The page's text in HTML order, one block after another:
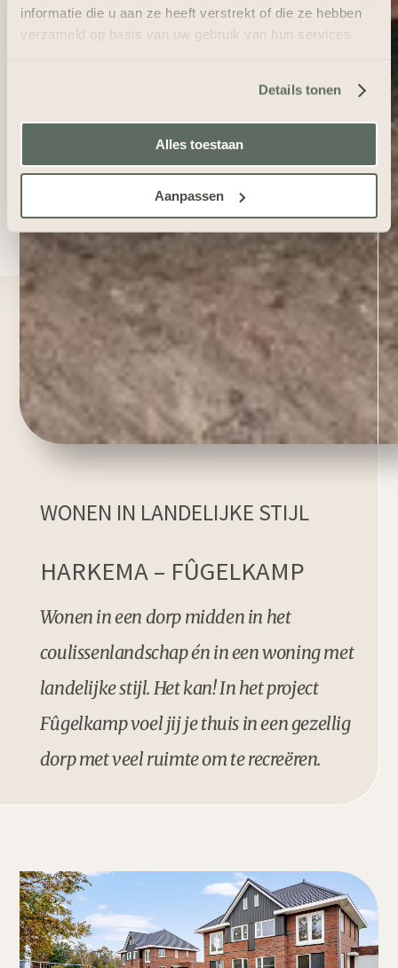
informatie die u aan ze heeft verstrekt of die ze hebben
verzameld op basis van uw gebruik van hun services.
Details tonen
Alles toestaan
Aanpassen
WONEN IN LANDELIJKE STIJL
HARKEMA – FÛGELKAMP
Wonen in een dorp midden in het
coulissenlandschap én in een woning met
landelijke stijl. Het kan! In het project
Fûgelkamp voel jij je thuis in een gezellig
dorp met veel ruimte om te recreëren.